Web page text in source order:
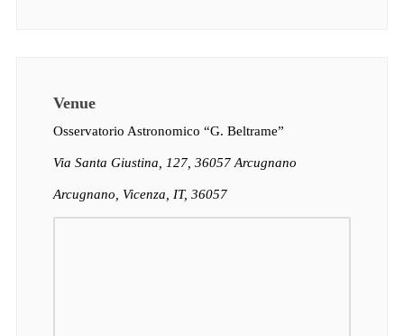
Venue
Osservatorio Astronomico “G. Beltrame”
Via Santa Giustina, 127, 36057 Arcugnano
Arcugnano, Vicenza, IT, 36057